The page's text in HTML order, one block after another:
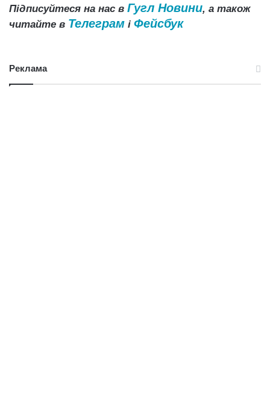
Підписуйтеся на нас в Гугл Новини, а також
читайте в Телеграм і Фейсбук
Реклама